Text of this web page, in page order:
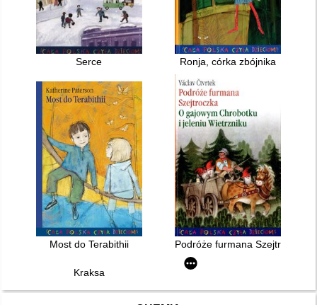
Serce Ronja, córka zbójnika
Most do Terabithii Podróże furmana Szejtroczka
Kraksa